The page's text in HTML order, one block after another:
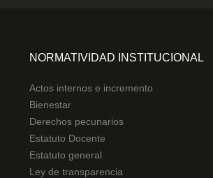
NORMATIVIDAD INSTITUCIONAL
Actos internos e incremento
Bienestar
Derechos pecunarios
Estatuto Docente
Estatuto general
Ley de transparencia